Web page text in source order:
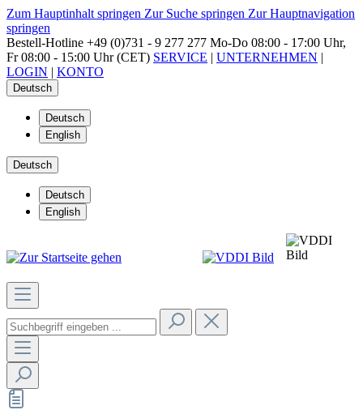
Zum Hauptinhalt springen Zur Suche springen Zur Hauptnavigation
springen
Bestell-Hotline +49 (0)731 - 9 277 277 Mo-Do 08:00 - 17:00 Uhr,
Fr 08:00 - 15:00 Uhr (CET) SERVICE | UNTERNEHMEN |
LOGIN | KONTO
Deutsch
Deutsch
English
Deutsch
Deutsch
English